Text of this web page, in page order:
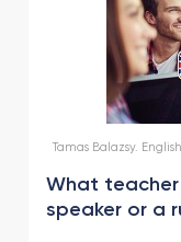
Ищу курс:
английского
Выбрать
другой
Ваш
Москва
Выбрать
Tamas Balazsy.
What
speaker or a